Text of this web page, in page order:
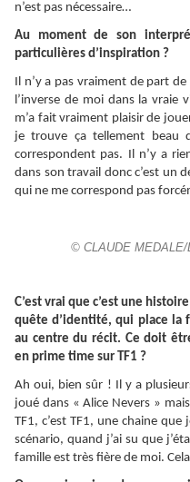
n’est pas nécessaire…
Au moment de son
particulières d’inspiration ?
Il n’y a pas vraiment de part
l’inverse de moi dans la vraie
m’a fait vraiment plaisir de
je trouve ça tellement beau
correspondent pas. Il n’y a
dans son travail donc c’est un
qui ne me correspond pas
© CLAUDE MEDALE/
C’est vrai que c’est une
quête d’identité, qui place la
au centre du récit. Ce doit
en prime time sur TF1 ?
Ah oui, bien sûr ! Il y a
joué dans « Alice Nevers »
TF1, c’est TF1, une chaine
scénario, quand j’ai su que
famille est très fière de moi.